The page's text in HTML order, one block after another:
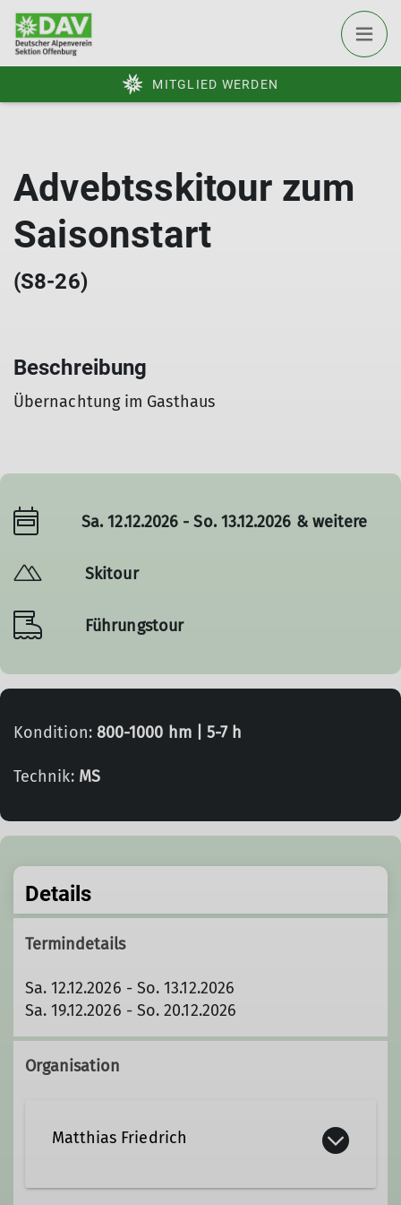
MITGLIED WERDEN
Advebtsskitour zum
Saisonstart
(S8-26)
Beschreibung
Übernachtung im Gasthaus
Sa. 12.12.2026 - So. 13.12.2026 & weitere
Skitour
Führungstour
Kondition: 800-1000 hm | 5-7 h
Technik: MS
Details
Termindetails
Sa. 12.12.2026 - So. 13.12.2026
Sa. 19.12.2026 - So. 20.12.2026
Organisation
Matthias Friedrich